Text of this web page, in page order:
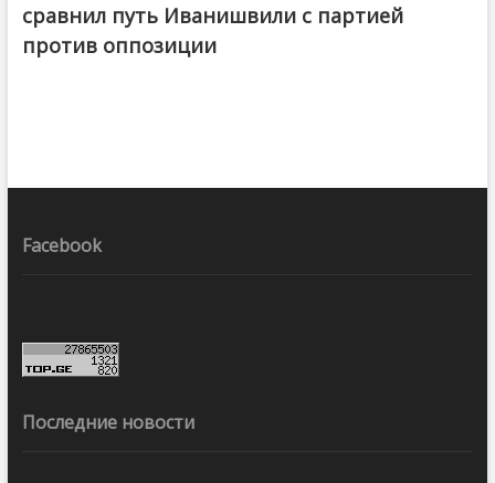
сравнил путь Иванишвили с партией
против оппозиции
Facebook
Последние новости